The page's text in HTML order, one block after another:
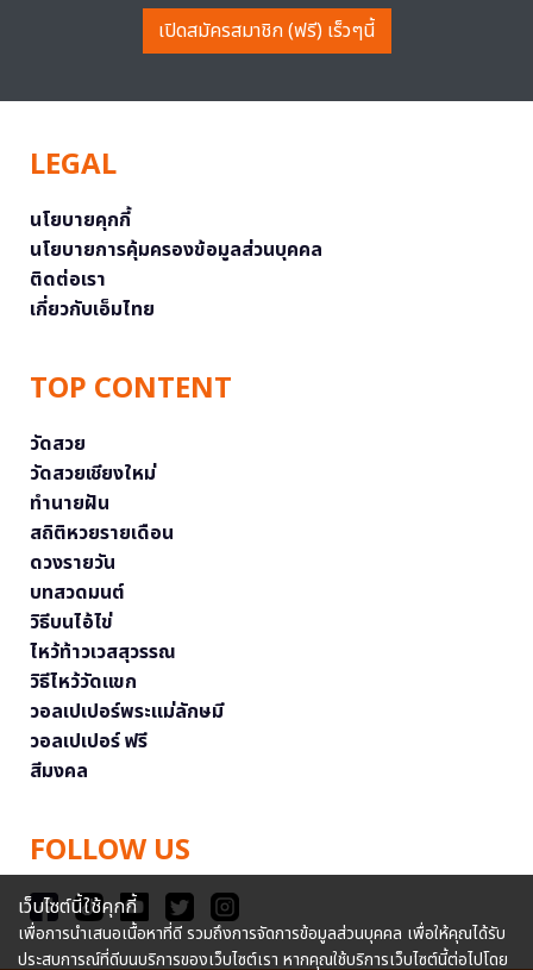
เปิดสมัครสมาชิก (ฟรี) เร็วๆนี้
LEGAL
นโยบายคุกกี้
นโยบายการคุ้มครองข้อมูลส่วนบุคคล
ติดต่อเรา
เกี่ยวกับเอ็มไทย
TOP CONTENT
วัดสวย
วัดสวยเชียงใหม่
ทำนายฝัน
สถิติหวยรายเดือน
ดวงรายวัน
บทสวดมนต์
วิธีบนไอ้ไข่
ไหว้ท้าวเวสสุวรรณ
วิธีไหว้วัดแขก
วอลเปเปอร์พระแม่ลักษมี
วอลเปเปอร์ ฟรี
สีมงคล
FOLLOW US
เว็บไซต์นี้ใช้คุกกี้
เพื่อการนำเสนอเนื้อหาที่ดี รวมถึงการจัดการข้อมูลส่วนบุคคล เพื่อให้คุณได้รับ
ประสบการณ์ที่ดีบนบริการของเว็บไซต์เรา หากคุณใช้บริการเว็บไซต์นี้ต่อไปโดย